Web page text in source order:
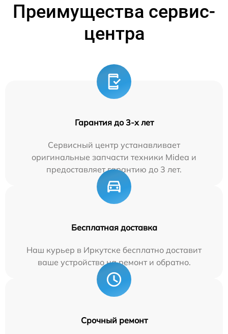
Преимущества сервис-
центра
Гарантия до 3-х лет
Сервисный центр устанавливает
оригинальные запчасти техники Midea и
предоставляет гарантию до 3 лет.
Бесплатная доставка
Наш курьер в Иркутске бесплатно доставит
ваше устройство на ремонт и обратно.
Срочный ремонт